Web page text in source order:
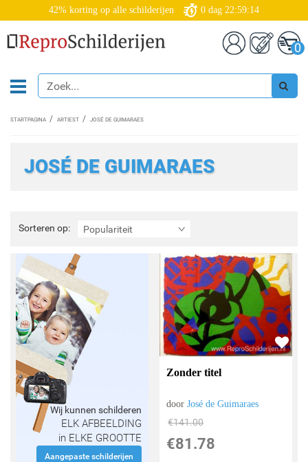
42% korting op alle schilderijen 0 dag 22:59:13
0
STARTPAGINA ARTIEST JOSÉ DE GUIMARAES
JOSÉ DE GUIMARAES
Sorteren op: Populariteit
Sorteren
op:
Wij kunnen schilderen
ELK AFBEELDING
in ELKE GROOTTE
Aangepaste schilderijen
Zonder titel
doorJosé de Guimaraes
€141.00
€81.78